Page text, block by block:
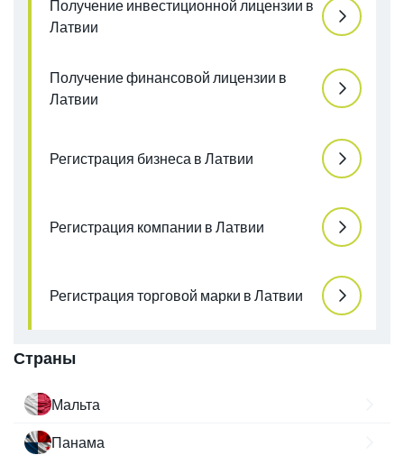
Получение инвестиционной лицензии в
Латвии
Получение финансовой лицензии в
Латвии
Регистрация бизнеса в Латвии
Регистрация компании в Латвии
Регистрация торговой марки в Латвии
Страны
Мальта
Панама